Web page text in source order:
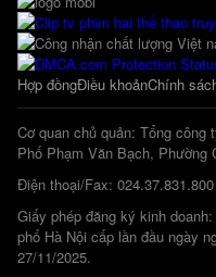
Hợp đồngĐiều khoảnChính
Cơ quan chủ quản: Tổng
Phố Phạm Văn Bạch, Phường
Điện thoại/Fax:
Giấy phép đăng ký kinh
phố Hà Nội cấp lần đầu ngày
27/11/2025.